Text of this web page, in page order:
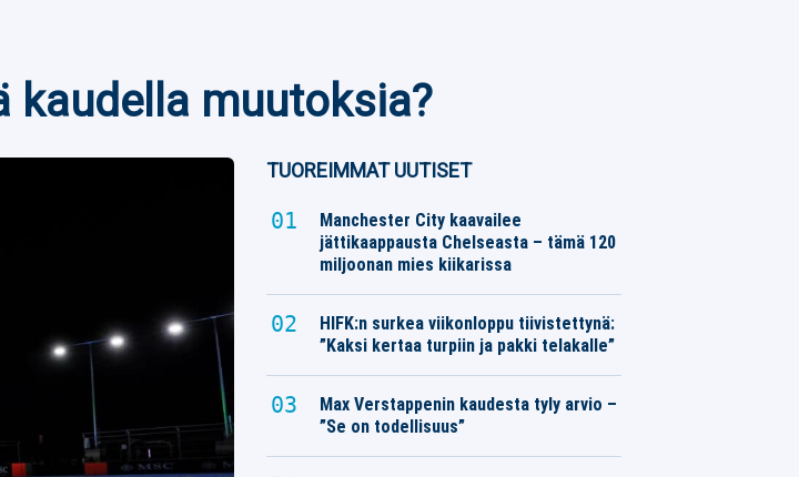
kaudella muutoksia?
TUOREIMMAT UUTISET
Manchester City kaavailee
jättikaappausta Chelseasta – tämä 120
miljoonan mies kiikarissa
HIFK:n surkea viikonloppu tiivistettynä:
”Kaksi kertaa turpiin ja pakki telakalle”
Max Verstappenin kaudesta tyly arvio –
”Se on todellisuus”